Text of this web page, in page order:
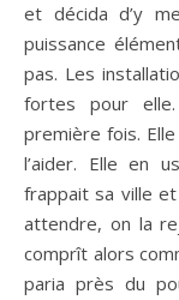
et décida d’y
puissance
pas. Les
fortes pour
première fois.
l’aider. Elle en
frappait sa ville et
attendre, on la
comprît alors
paria près du